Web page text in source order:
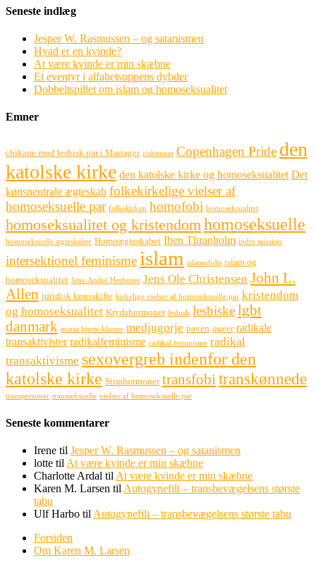
Seneste indlæg
Jesper W. Rasmussen – og satanismen
Hvad er en kvinde?
At være kvinde er min skæbne
Et eventyr i alfabetsuppens dybder
Dobbeltspillet om islam og homoseksualitet
Emner
chikane mod lesbisk par i Mariager ciskønnet Copenhagen Pride den
katolske kirke den katolske kirke og homoseksualitet Det
kønsneutrale ægteskab folkekirkelige vielser af
homoseksuelle par folkekirken homofobi homoseksualitet
homoseksualitet og kristendomhomoseksuelle
homoseksuelle ægteskaber Homoægteskabet Iben Thranholm indre mission
intersektionel feminisme islam islamofobi islam og
homoseksualitet Jens-André Herbener Jens Ole Christensen John L.
Allen juridisk kønsskifte kirkelige vielser af homoseksuelle par kristendom
og homoseksualitet Krydshormoner lesbisk lesbiskelgbt
danmark maria hjerte kloster medjugorje paven queer radikale
transaktivister radikalfeminisme radikal feminisme radikal
transaktivisme sexovergreb indenfor den
katolske kirke Stophormoner transfobi transkønnede
transpersoner transseksuelle vielser af homoseksuelle par
Seneste kommentarer
Irene til Jesper W. Rasmussen – og satanismen
lotte til At være kvinde er min skæbne
Charlotte Ardal til At være kvinde er min skæbne
Karen M. Larsen til Autogynefili – transbevægelsens største
tabu
Ulf Harbo til Autogynefili – transbevægelsens største tabu
Forsiden
Om Karen M. Larsen